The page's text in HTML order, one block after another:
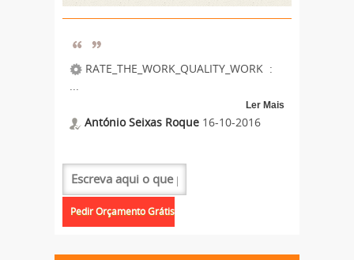
RATE_THE_WORK_QUALITY_WORK :
...
Ler Mais
António Seixas Roque 16-10-2016